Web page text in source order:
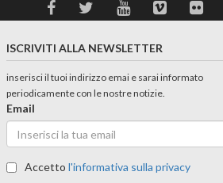
ISCRIVITI ALLA NEWSLETTER
inserisci il tuoi indirizzo emai e sarai informato
periodicamente con le nostre notizie.
Email
Accettol'informativa sulla privacy